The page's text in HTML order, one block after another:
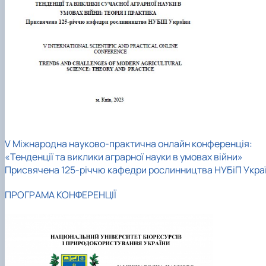
V Міжнародна науково-практична онлайн конференція:
«Тенденції та виклики аграрної науки в умовах війни»
Присвячена 125-річчю кафедри рослинництва НУБіП
ПРОГРАМА КОНФЕРЕНЦІЇ